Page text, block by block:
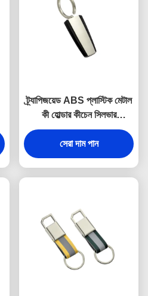
ট্র্যাপিজয়েড ABS প্লাস্টিক মেটাল
কী হোল্ডার কীচেন সিলভার
ইলেক্ট্রোপ্লেটিং
সেরা দাম পান